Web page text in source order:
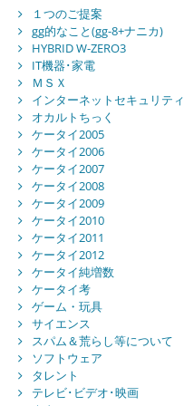
１つのご提案
gg的なこと(gg-8+ナニカ)
HYBRID W-ZERO3
IT機器･家電
ＭＳＸ
インターネットセキュリティ
オカルトちっく
ケータイ2005
ケータイ2006
ケータイ2007
ケータイ2008
ケータイ2009
ケータイ2010
ケータイ2011
ケータイ2012
ケータイ純増数
ケータイ考
ゲーム・玩具
サイエンス
スパム＆荒らし等について
ソフトウェア
タレント
テレビ･ビデオ･映画